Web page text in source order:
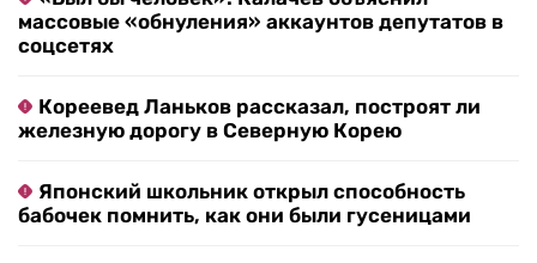
массовые «обнуления» аккаунтов депутатов в
соцсетях
Кореевед Ланьков рассказал, построят ли
железную дорогу в Северную Корею
Японский школьник открыл способность
бабочек помнить, как они были гусеницами